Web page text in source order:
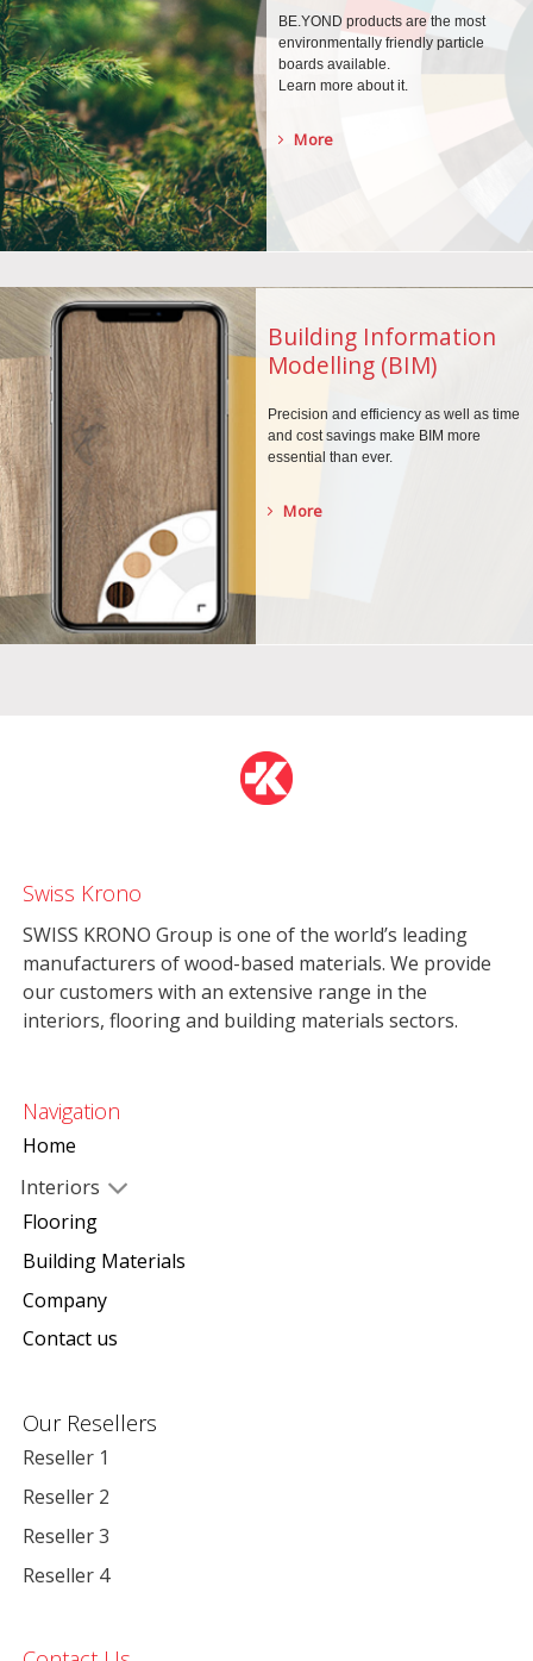
BE.YOND products are the most
environmentally friendly particle
boards available.
Learn more about it.
More
Building Information
Modelling (BIM)
Precision and efficiency as well as time
and cost savings make BIM more
essential than ever.
More
Swiss Krono
SWISS KRONO Group is one of the world’s leading
manufacturers of wood-based materials. We provide
our customers with an extensive range in the
interiors, flooring and building materials sectors.
Navigation
Home
Interiors
Flooring
Building Materials
Company
Contact us
Our Resellers
Reseller 1
Reseller 2
Reseller 3
Reseller 4